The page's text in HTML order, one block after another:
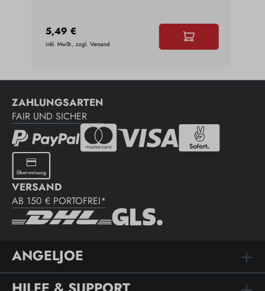
5,49 €
inkl. MwSt., zzgl. Versand
ZAHLUNGSARTEN
FAIR UND SICHER
VERSAND
AB 150 € PORTOFREI*
ANGELJOE